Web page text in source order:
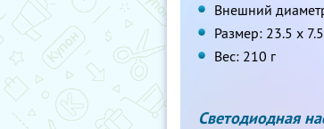
Внешний
Размер: 23.5 х
Вес: 210 г
Светодиодная